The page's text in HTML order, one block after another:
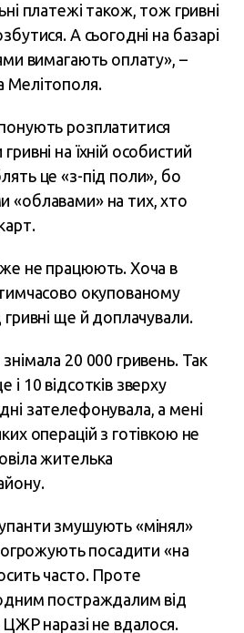
платежі також, тож гривні
А сьогодні на базарі
вимагають оплату», –
Мелітополя.
розплатитися
на їхній особистий
це «з-під поли», бо
«облавами» на тих, хто
не працюють. Хоча в
окупованому
гривні ще й доплачували.
20 000 гривень. Так
10 відсотків зверху
зателефонувала, а мені
операцій з готівкою не
жителька
змушують «мінял»
посадити «на
часто. Проте
постраждалим від
ЦЖР наразі не вдалося.